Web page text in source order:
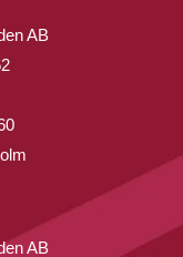
AB
AB